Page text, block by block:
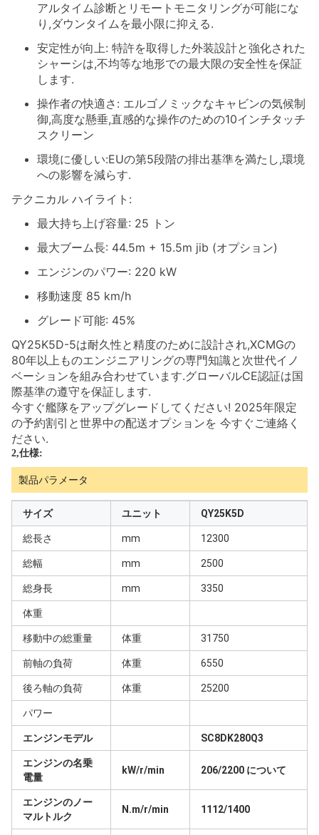
アルタイム診断とリモートモニタリングが可能にな
り,ダウンタイムを最小限に抑える.
安定性が向上: 特許を取得した外装設計と強化された
シャーシは,不均等な地形での最大限の安全性を保証
します.
操作者の快適さ: エルゴノミックなキャビンの気候制
御,高度な懸垂,直感的な操作のための10インチタッチ
スクリーン
環境に優しい:EUの第5段階の排出基準を満たし,環境
への影響を減らす.
テクニカル ハイライト:
最大持ち上げ容量: 25 トン
最大ブーム長: 44.5m + 15.5m jib (オプション)
エンジンのパワー: 220 kW
移動速度 85 km/h
グレード可能: 45%
QY25K5D-5は耐久性と精度のために設計され,XCMGの
80年以上ものエンジニアリングの専門知識と次世代イノ
ベーションを組み合わせています.グローバルCE認証は国
際基準の遵守を保証します.
今すぐ艦隊をアップグレードしてください! 2025年限定
の予約割引と世界中の配送オプションを 今すぐご連絡く
ださい.
2,仕様:
製品パラメータ
サイズ ユニット QY25K5D
総長さ mm 12300
総幅 mm 2500
総身長 mm 3350
体重
移動中の総重量 体重 31750
前軸の負荷 体重 6550
後ろ軸の負荷 体重 25200
パワー
エンジンモデル SC8DK280Q3
エンジンの名乗
電量
kW/r/min 206/2200 について
エンジンのノー
マルトルク
N.m/r/min 1112/1400